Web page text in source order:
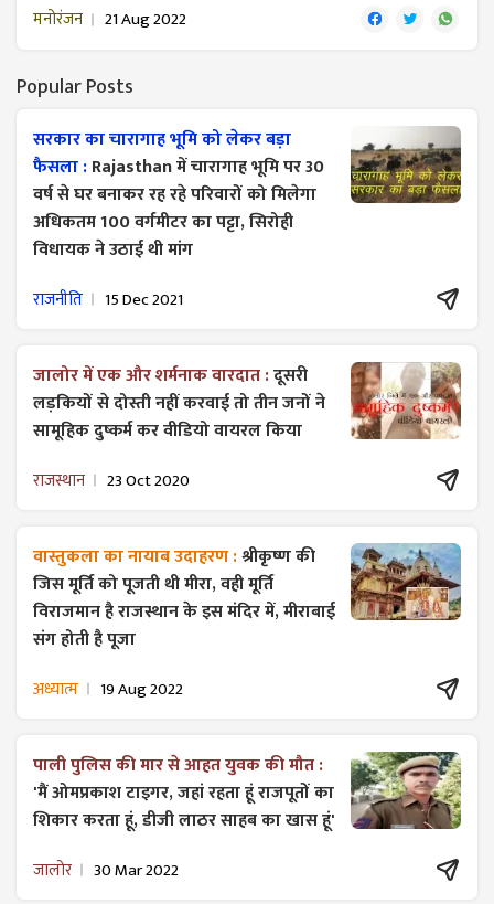
मनोरंजन 21 Aug 2022
Popular Posts
सरकार का चारागाह भूमि को लेकर बड़ा
फैसला :Rajasthan में चारागाह भूमि पर 30
वर्ष से घर बनाकर रह रहे परिवारों को मिलेगा
अधिकतम 100 वर्गमीटर का पट्टा, सिरोही
विधायक ने उठाई थी मांग
राजनीति 15 Dec 2021
जालोर में एक और शर्मनाक वारदात :दूसरी
लड़कियों से दोस्ती नहीं करवाई तो तीन जनों ने
सामूहिक दुष्कर्म कर वीडियो वायरल किया
राजस्थान 23 Oct 2020
वास्तुकला का नायाब उदाहरण :श्रीकृष्ण की
जिस मूर्ति को पूजती थी मीरा, वही मूर्ति
विराजमान है राजस्थान के इस मंदिर में, मीराबाई
संग होती है पूजा
अध्यात्म 19 Aug 2022
पाली पुलिस की मार से आहत युवक की मौत :
'मैं ओमप्रकाश टाइगर, जहां रहता हूं राजपूतों का
शिकार करता हूं, डीजी लाठर साहब का खास हूं'
जालोर 30 Mar 2022